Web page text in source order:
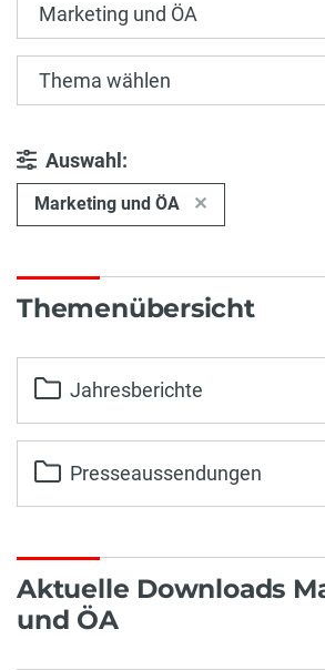
Auswahl:
Marketing und ÖA
Themenübersicht
Jahresberichte
Presseaussendungen
Aktuelle Downloads
und ÖA